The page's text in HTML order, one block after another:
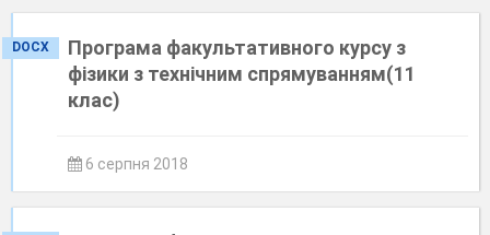
DOCX
Програма факультативного курсу з
фізики з технічним спрямуванням(11
клас)
6 серпня 2018